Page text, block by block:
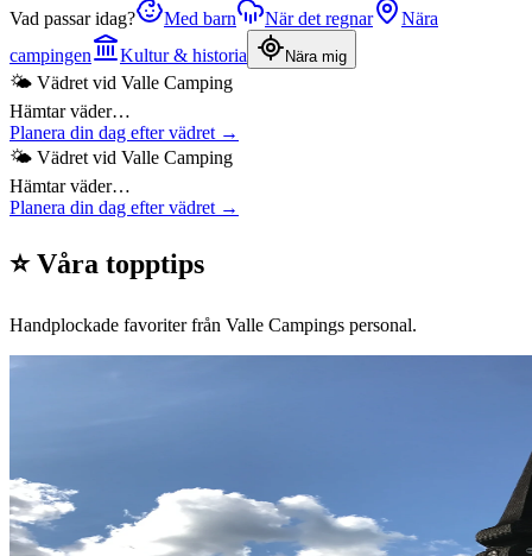
Vad passar idag?
Med barn När det regnar
Nära
campingen
Kultur & historia Nära mig
🌤 Vädret vid Valle Camping
Hämtar väder…
Planera din dag efter vädret →
🌤 Vädret vid Valle Camping
Hämtar väder…
Planera din dag efter vädret →
⭐ Våra topptips
Handplockade favoriter från Valle Campings personal.